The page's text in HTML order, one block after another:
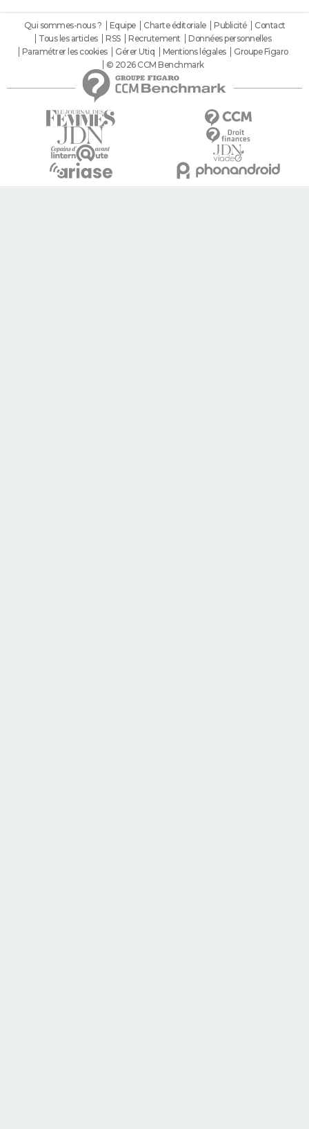
Qui sommes-nous ? Equipe Charte éditoriale Publicité
Contact
Tous les articles
RSS Recrutement
Données personnelles
Paramétrer les cookies
Gérer Utiq Mentions légales
Groupe Figaro
© 2026 CCM Benchmark